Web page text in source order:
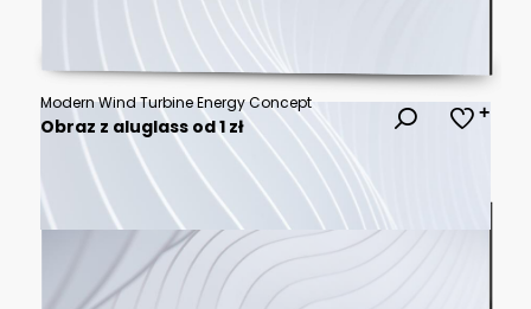
Modern Wind Turbine Energy Concept
Obraz z aluglass od 1 zł